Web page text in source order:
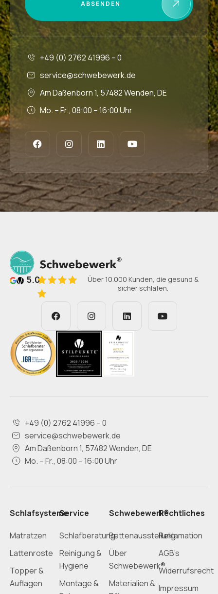
ABSENDEN
+49 (0) 2762 41996 – 0
service@schwebewerk.de
Am Daßenborn 1, 57482 Wenden, DE
Mo. – Fr., 08:00 – 16:00 Uhr
5.0
Über 10.000 Kunden, die gesund &
sicher schlafen.
+49 (0) 2762 41996 – 0
service@schwebewerk.de
Am Daßenborn 1, 57482 Wenden, DE
Mo. – Fr., 08:00 – 16:00 Uhr
Schlafsysteme
Matratzen
Lattenroste
Topper &
Auflagen
Service
Schlafberatung
Reinigung &
Hygiene
Montage &
Schwebewerk®
Bettenausstellung
Über
Schwebewerk®
Materialien &
Rechtliches
Reklamation
AGB’s
Widerrufsrecht
Impressum